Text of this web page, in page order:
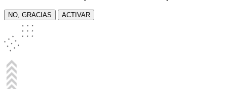
NO, GRACIAS ACTIVAR